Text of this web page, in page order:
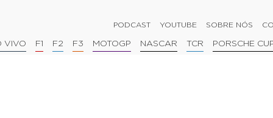
PODCAST YOUTUBE SOBRE NÓS
VIVO F1 F2 F3 MOTOGP NASCAR TCR PORSCHE